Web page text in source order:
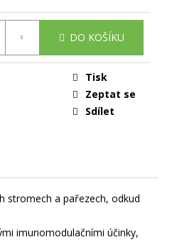
DO KOŠÍKU
Tisk
Zeptat se
Sdílet
stromech a pařezech, odkud
imunomodulačními účinky,